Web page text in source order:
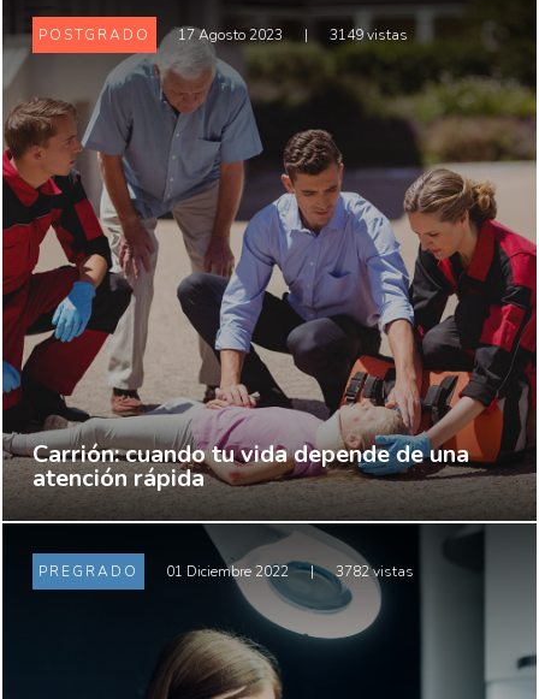
POSTGRADO 17 Agosto 2023 | 3149 vistas
Carrión: cuando tu vida depende de una
atención rápida
PREGRADO 01 Diciembre 2022 | 3782 vistas